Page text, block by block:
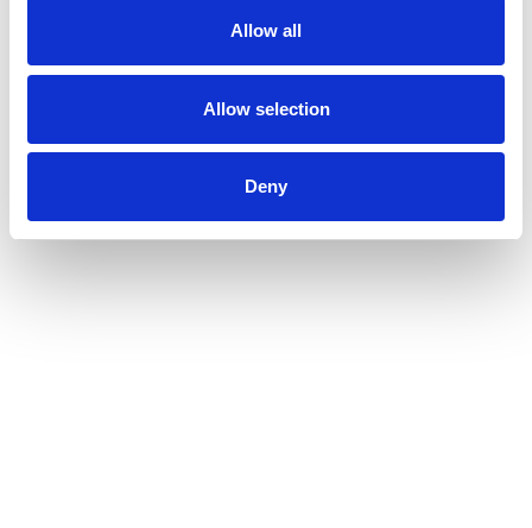
Allow all
Allow selection
Deny